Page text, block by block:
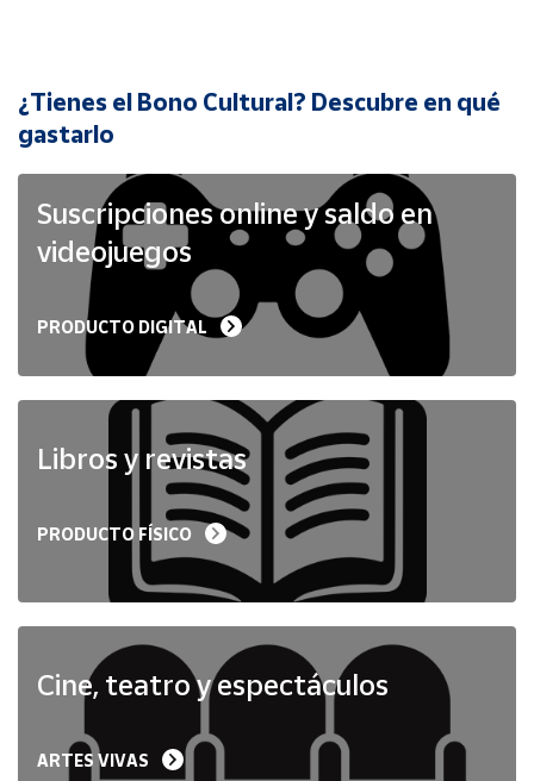
Cuenta
Ubicación
Península
Baleares
Melilla
¿Tienes el Bono Cultural? Descubre en qué
gastarlo
Suscripciones online y saldo en
videojuegos
PRODUCTO DIGITAL
Libros y revistas
PRODUCTO FÍSICO
Cine, teatro y espectáculos
ARTES VIVAS